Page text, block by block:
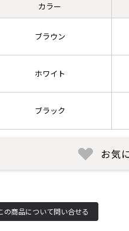
カラー
ブラウン
ホワイト
ブラック